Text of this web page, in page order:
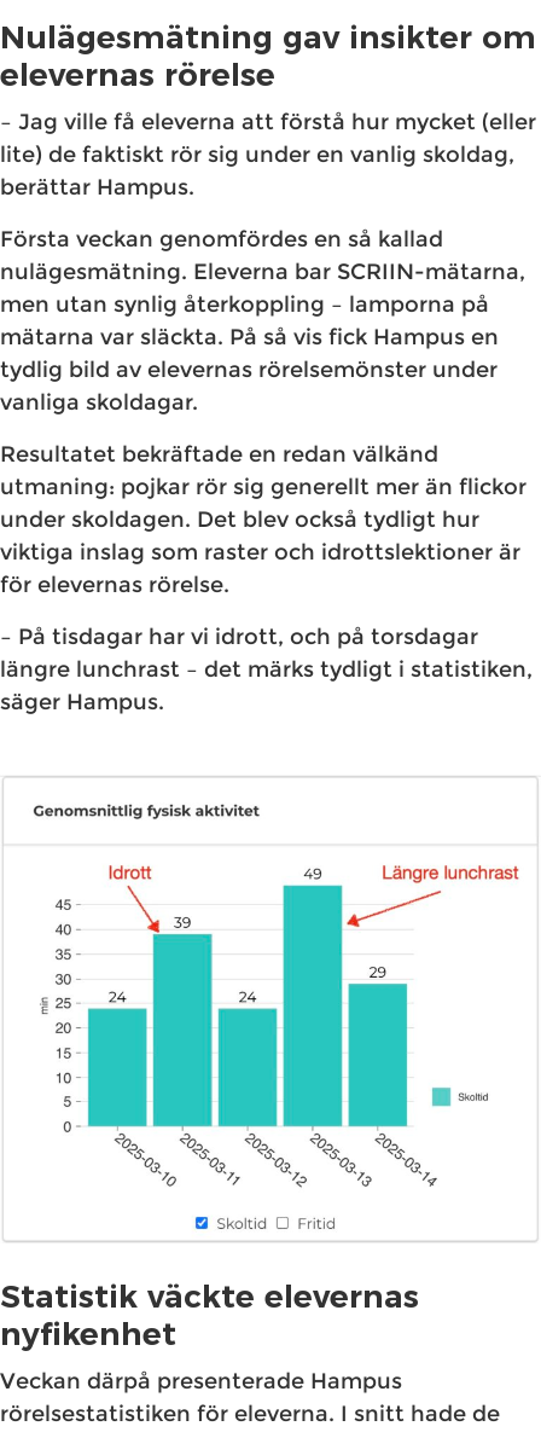
Nulägesmätning gav insikter om
elevernas rörelse
– Jag ville få eleverna att förstå hur mycket (eller
lite) de faktiskt rör sig under en vanlig skoldag,
berättar Hampus.
Första veckan genomfördes en så kallad
nulägesmätning. Eleverna bar SCRIIN-mätarna,
men utan synlig återkoppling – lamporna på
mätarna var släckta. På så vis fick Hampus en
tydlig bild av elevernas rörelsemönster under
vanliga skoldagar.
Resultatet bekräftade en redan välkänd
utmaning: pojkar rör sig generellt mer än flickor
under skoldagen. Det blev också tydligt hur
viktiga inslag som raster och idrottslektioner är
för elevernas rörelse.
– På tisdagar har vi idrott, och på torsdagar
längre lunchrast – det märks tydligt i statistiken,
säger Hampus.
Statistik väckte elevernas
nyfikenhet
Veckan därpå presenterade Hampus
rörelsestatistiken för eleverna. I snitt hade de